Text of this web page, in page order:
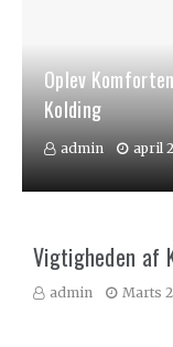
Oplev
Kolding
admin april
Vigtigheden af
admin Marts